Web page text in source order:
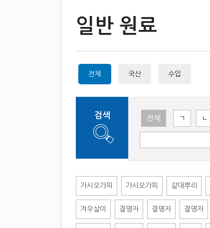
일반 원료
전체 국산 수입
검색 전체 ㄱ ㄴ
가시오가피 가시오가피 갈대뿌리
겨우살이 결명자 결명자 결명자